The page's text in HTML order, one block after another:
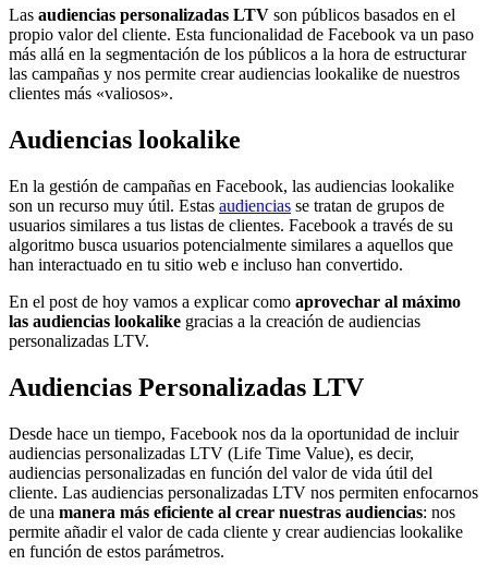
Las audiencias personalizadas LTV son públicos basados en el
propio valor del cliente. Esta funcionalidad de Facebook va un paso
más allá en la segmentación de los públicos a la hora de estructurar
las campañas y nos permite crear audiencias lookalike de nuestros
clientes más «valiosos».
Audiencias lookalike
En la gestión de campañas en Facebook, las audiencias lookalike
son un recurso muy útil. Estas audiencias se tratan de grupos de
usuarios similares a tus listas de clientes. Facebook a través de su
algoritmo busca usuarios potencialmente similares a aquellos que
han interactuado en tu sitio web e incluso han convertido.
En el post de hoy vamos a explicar como aprovechar al máximo
las audiencias lookalike gracias a la creación de audiencias
personalizadas LTV.
Audiencias Personalizadas LTV
Desde hace un tiempo, Facebook nos da la oportunidad de incluir
audiencias personalizadas LTV (Life Time Value), es decir,
audiencias personalizadas en función del valor de vida útil del
cliente. Las audiencias personalizadas LTV nos permiten enfocarnos
de una manera más eficiente al crear nuestras audiencias: nos
permite añadir el valor de cada cliente y crear audiencias lookalike
en función de estos parámetros.